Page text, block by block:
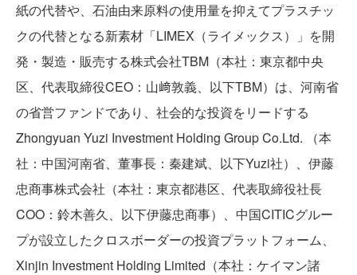
紙の代替や、石油由来原料の使用量を抑えてプラスチッ
クの代替となる新素材「LIMEX（ライメックス）」を開
発・製造・販売する株式会社TBM（本社：東京都中央
区、代表取締役CEO：山﨑敦義、以下TBM）は、河南省
の省営ファンドであり、社会的な投資をリードする
Zhongyuan Yuzi Investment Holding Group Co.Ltd. （本
社：中国河南省、董事長：秦建斌、以下Yuzi社）、伊藤
忠商事株式会社（本社：東京都港区、代表取締役社長
COO：鈴木善久、以下伊藤忠商事）、中国CITICグルー
プが設立したクロスボーダーの投資プラットフォーム、
Xinjin Investment Holding Limited（本社：ケイマン諸